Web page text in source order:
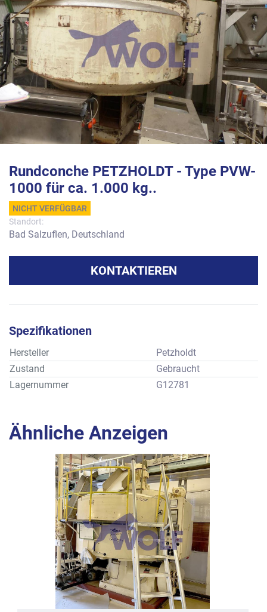
Rundconche PETZHOLDT - Type PVW-
1000 für ca. 1.000 kg..
NICHT VERFÜGBAR
Standort:
Bad Salzuflen, Deutschland
KONTAKTIEREN
Spezifikationen
Hersteller
Petzholdt
Zustand
Gebraucht
Lagernummer
G12781
Ähnliche Anzeigen